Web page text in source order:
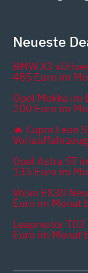
Neueste
BMW X3
485 Euro im
Opel Mokka im
200 Euro im
🔥 Cupra Leon
Opel Astra ST
135 Euro im
Volvo EX30
Euro im Monat
Leapmotor
Euro im Monat